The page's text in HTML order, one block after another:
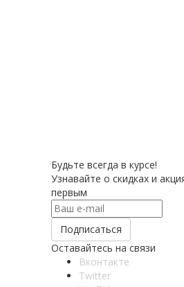
Будьте всегда в курсе!
Узнавайте о скидках и
первым
Оставайтесь на связи
Вконтакте
Twitter